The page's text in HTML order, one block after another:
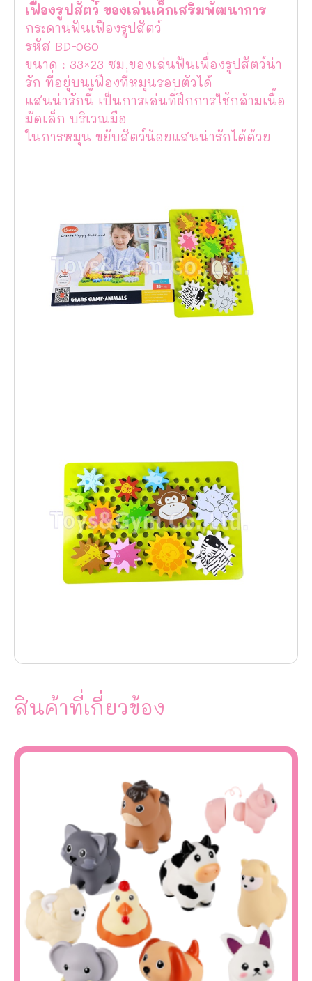
เฟืองรูปสัตว์ ของเล่นเด็กเสริมพัฒนาการ
กระดานฟันเฟืองรูปสัตว์
รหัส BD-060
ขนาด : 33×23 ซม.ของเล่นฟันเพื่องรูปสัตว์น่า
รัก ที่อยุ่บนเฟืองที่หมุนรอบตัวได้
แสนน่ารักนี้ เป็นการเล่นที่ฝึกการใช้กล้ามเนื้อ
มัดเล็ก บริเวณมือ
ในการหมุน ขยับสัตว์น้อยแสนน่ารักได้ด้วย
สินค้าที่เกี่ยวข้อง